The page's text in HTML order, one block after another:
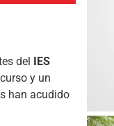
del
IES
y un
han acudido